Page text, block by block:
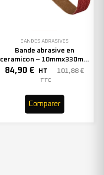
BANDES ABRASIVES
Bande abrasive en
ceramicon – 10mmx330mm
– Grain 80 – 333003 (x50)
84,90 € HT 101,88 €
TTC
Comparer